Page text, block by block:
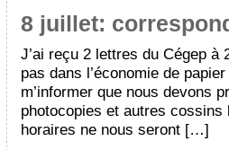
8 juillet:
J’ai reçu 2 lettres du Cégep
pas dans l’économie de
m’informer que nous devons
photocopies et autres
horaires ne nous seront […]